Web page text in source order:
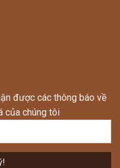
được các thông báo về
của chúng tôi